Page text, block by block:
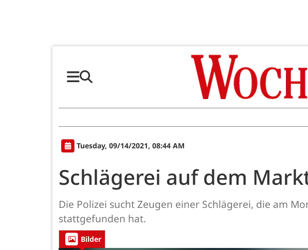
Tuesday, 09/14/2021, 08:44 AM
Schlägerei auf dem
Die Polizei sucht Zeugen einer Schlägerei, die am
stattgefunden hat.
Bilder